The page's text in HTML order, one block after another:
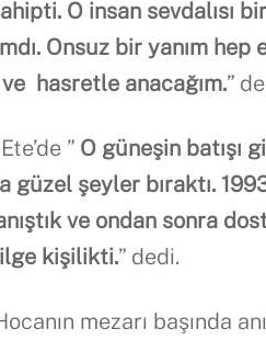
O insan sevdalısı
Onsuz bir yanım
hasretle anacağım.”
” O güneşin batışı
güzel şeyler bıraktı.
ve ondan sonra
kişilikti.” dedi.
mezarı başında